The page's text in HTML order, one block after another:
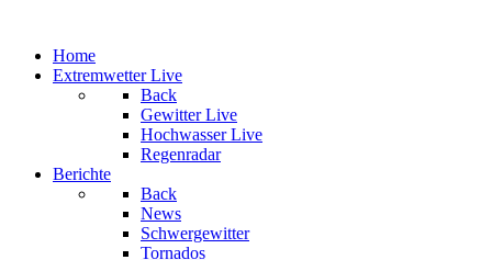
Home
Extremwetter Live
Back
Gewitter Live
Hochwasser Live
Regenradar
Berichte
Back
News
Schwergewitter
Tornados